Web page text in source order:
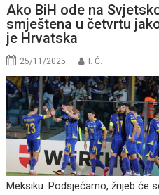
Ako BiH ode na
smještena u četvrtu
je Hrvatska
25/11/2025 I. Ć.
Meksiku. Podsjećamo, žrijeb će